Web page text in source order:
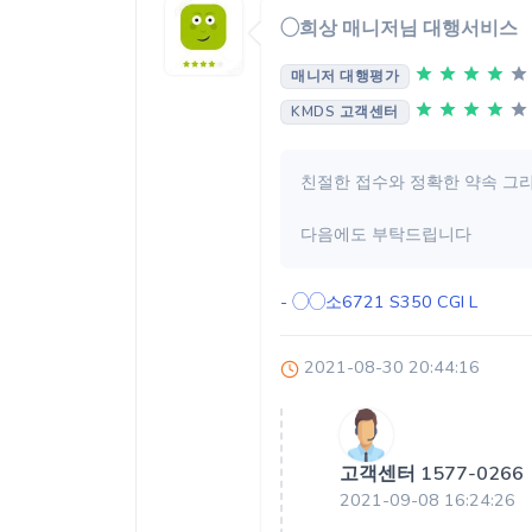
◯희상 매니저님 대행서비스
매니저 대행평가
KMDS 고객센터
친절한 접수와 정확한 약속 그
다음에도 부탁드립니다
- ◯◯소6721 S350 CGI L
2021-08-30 20:44:16
고객센터 1577-0266
2021-09-08 16:24:26